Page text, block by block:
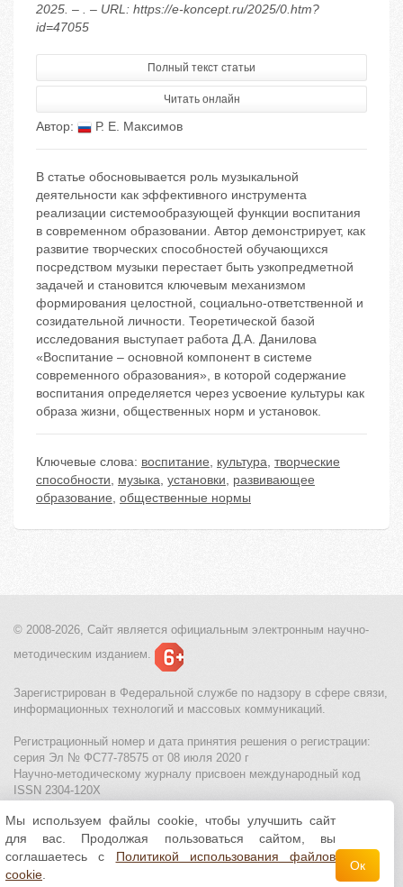
2025. – . – URL: https://e-koncept.ru/2025/0.htm?
id=47055
Полный текст статьи
Читать онлайн
Автор: Р. Е. Максимов
В статье обосновывается роль музыкальной
деятельности как эффективного инструмента
реализации системообразующей функции воспитания
в современном образовании. Автор демонстрирует, как
развитие творческих способностей обучающихся
посредством музыки перестает быть узкопредметной
задачей и становится ключевым механизмом
формирования целостной, социально-ответственной и
созидательной личности. Теоретической базой
исследования выступает работа Д.А. Данилова
«Воспитание – основной компонент в системе
современного образования», в которой содержание
воспитания определяется через усвоение культуры как
образа жизни, общественных норм и установок.
Ключевые слова: воспитание, культура, творческие
способности, музыка, установки, развивающее
образование, общественные нормы
© 2008-2026, Сайт является официальным электронным научно-
методическим изданием.
Зарегистрирован в Федеральной службе по надзору в сфере связи,
информационных технологий и массовых коммуникаций.
Регистрационный номер и дата принятия решения о регистрации:
серия Эл № ФС77-78575 от 08 июля 2020 г
Научно-методическому журналу присвоен международный код
ISSN 2304-120X
МЦИТО|Школьные олимпиады и онлайн конкурсы для детей
Политика использования файлов cookie| Политика обработки и
защиты персональных данных
Мы используем файлы cookie, чтобы улучшить сайт
для вас. Продолжая пользоваться сайтом, вы
соглашаетесь с Политикой использования файлов
cookie
Ок